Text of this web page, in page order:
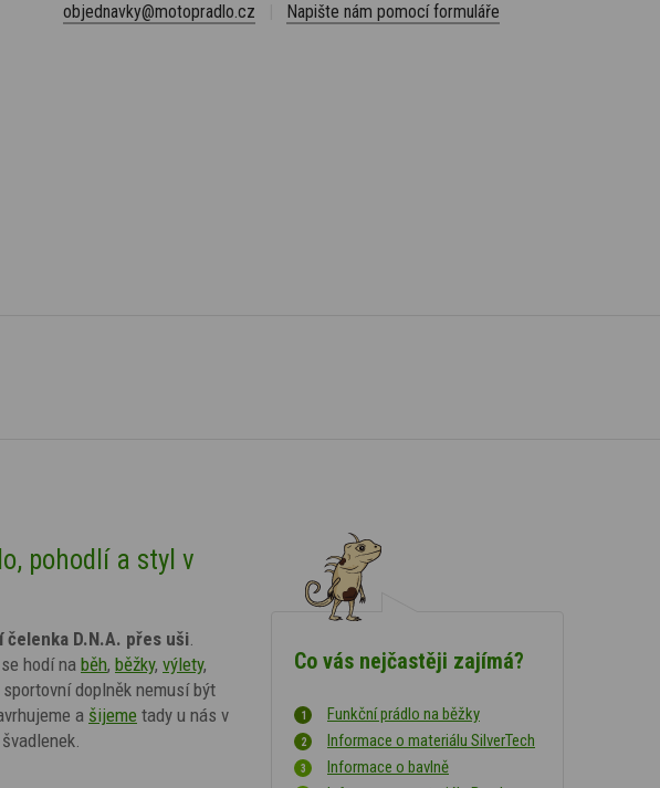
objednavky@motopradlo.cz
Napište nám pomocí formuláře
pohodlí a styl v
čelenka D.N.A. přes uši.
hodí na běh, běžky, výlety,
doplněk nemusí být
a šijeme tady u nás v
Co vás nejčastěji zajímá?
Funkční prádlo na běžky
Informace o materiálu SilverTech
Informace o bavlně